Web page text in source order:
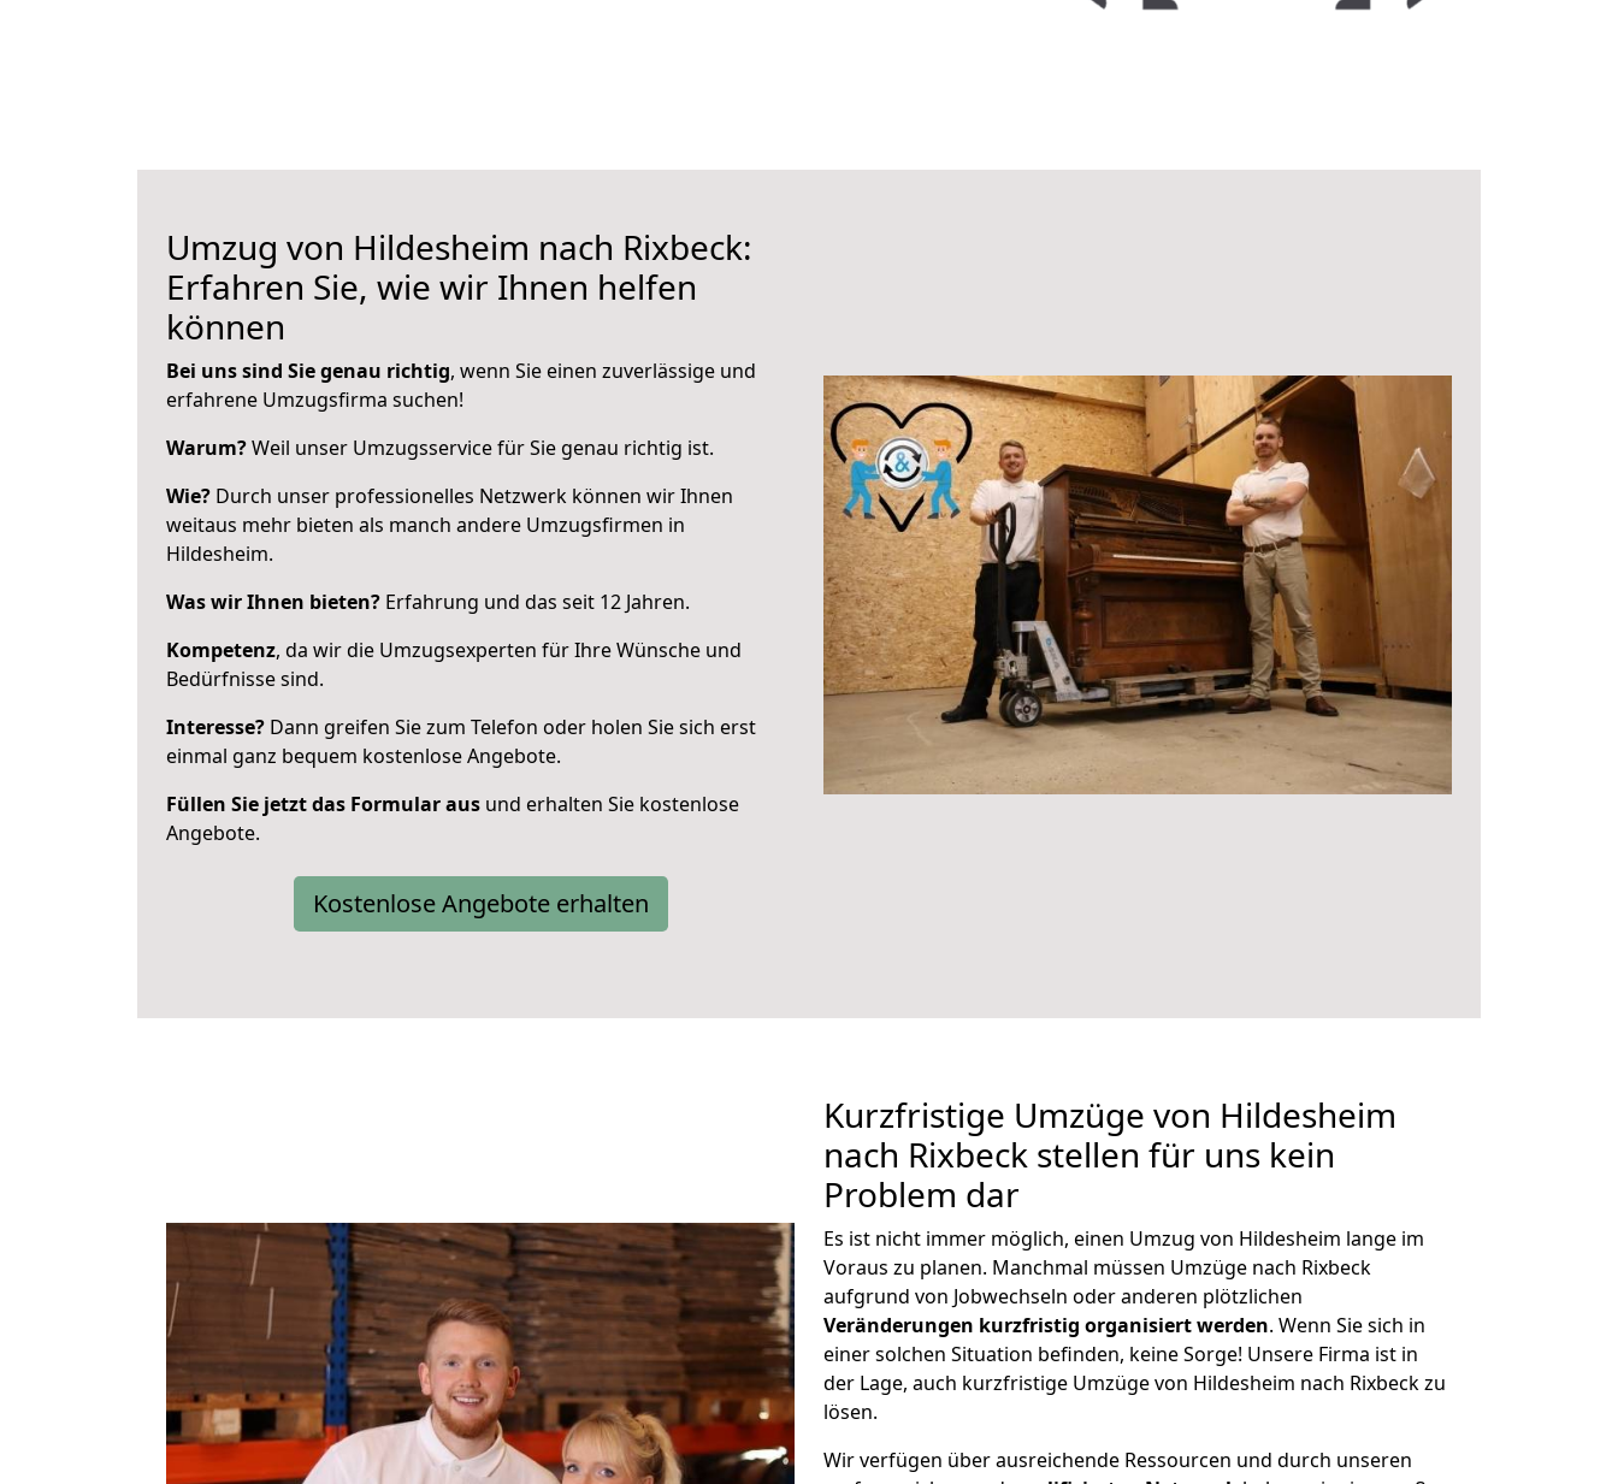
Umzug von Hildesheim nach Rixbeck:
Erfahren Sie, wie wir Ihnen helfen
können
Bei uns sind Sie genau richtig, wenn Sie einen zuverlässige und
erfahrene Umzugsfirma suchen!
Warum?Weil unser Umzugsservice für Sie genau richtig ist.
Wie? Durch unser professionelles Netzwerk können wir Ihnen
weitaus mehr bieten als manch andere Umzugsfirmen in
Hildesheim.
Was wir Ihnen bieten? Erfahrung und das seit 12 Jahren.
Kompetenz, da wir die Umzugsexperten für Ihre Wünsche und
Bedürfnisse sind.
Interesse? Dann greifen Sie zum Telefon oder holen Sie sich erst
einmal ganz bequem kostenlose Angebote.
Füllen Sie jetzt das Formular aus und erhalten Sie kostenlose
Angebote.
Kostenlose Angebote erhalten
Kurzfristige Umzüge von Hildesheim
nach Rixbeck stellen für uns kein
Problem dar
Es ist nicht immer möglich, einen Umzug von Hildesheim lange im
Voraus zu planen. Manchmal müssen Umzüge nach Rixbeck
aufgrund von Jobwechseln oder anderen plötzlichen
Veränderungen kurzfristig organisiert werden. Wenn Sie sich in
einer solchen Situation befinden, keine Sorge! Unsere Firma ist in
der Lage, auch kurzfristige Umzüge von Hildesheim nach Rixbeck zu
lösen.
Wir verfügen über ausreichende Ressourcen und durch unseren